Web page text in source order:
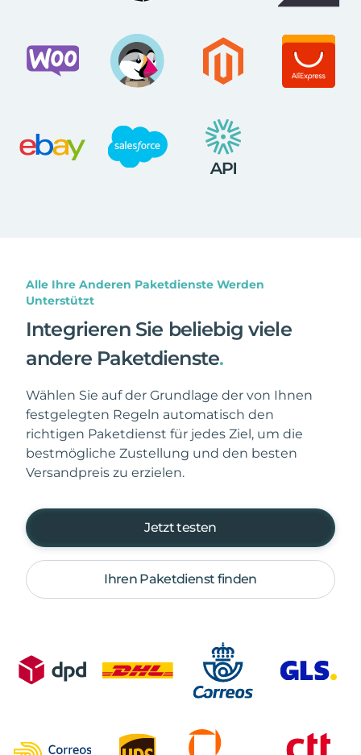
Alle Ihre Anderen Paketdienste Werden
Unterstützt
Integrieren Sie beliebig viele
andere Paketdienste.
Wählen Sie auf der Grundlage der von Ihnen
festgelegten Regeln automatisch den
richtigen Paketdienst für jedes Ziel, um die
bestmögliche Zustellung und den besten
Versandpreis zu erzielen.
Jetzt testen
Ihren Paketdienst finden